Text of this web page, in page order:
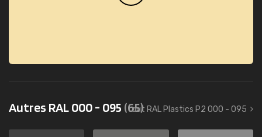
Autres RAL 000 - 095 (65)
tout RAL Plastics P2 000 - 095